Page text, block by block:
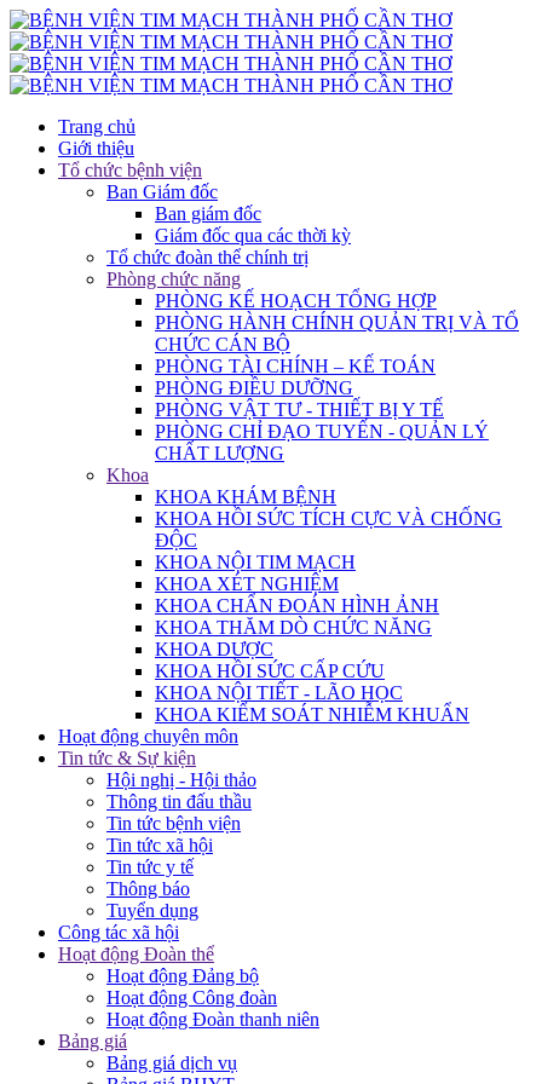
Trang chủ
Giới thiệu
Tổ chức bệnh viện
Ban Giám đốc
Ban giám đốc
Giám đốc qua các thời kỳ
Tổ chức đoàn thể chính trị
Phòng chức năng
PHÒNG KẾ HOẠCH TỔNG HỢP
PHÒNG HÀNH CHÍNH QUẢN TRỊ VÀ TỔ
CHỨC CÁN BỘ
PHÒNG TÀI CHÍNH – KẾ TOÁN
PHÒNG ĐIỀU DƯỠNG
PHÒNG VẬT TƯ - THIẾT BỊ Y TẾ
PHÒNG CHỈ ĐẠO TUYẾN - QUẢN LÝ
CHẤT LƯỢNG
Khoa
KHOA KHÁM BỆNH
KHOA HỒI SỨC TÍCH CỰC VÀ CHỐNG
ĐỘC
KHOA NỘI TIM MẠCH
KHOA XÉT NGHIỆM
KHOA CHẨN ĐOÁN HÌNH ẢNH
KHOA THĂM DÒ CHỨC NĂNG
KHOA DƯỢC
KHOA HỒI SỨC CẤP CỨU
KHOA NỘI TIẾT - LÃO HỌC
KHOA KIỂM SOÁT NHIỄM KHUẨN
Hoạt động chuyên môn
Tin tức & Sự kiện
Hội nghị - Hội thảo
Thông tin đấu thầu
Tin tức bệnh viện
Tin tức xã hội
Tin tức y tế
Thông báo
Tuyển dụng
Công tác xã hội
Hoạt động Đoàn thể
Hoạt động Đảng bộ
Hoạt động Công đoàn
Hoạt động Đoàn thanh niên
Bảng giá
Bảng giá dịch vụ